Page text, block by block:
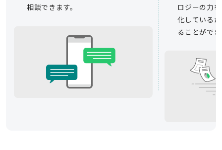
相談できます。
ロジーの力
化している
ることがで